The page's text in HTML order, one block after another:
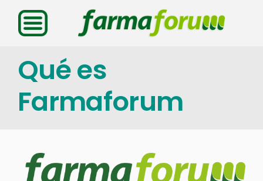
Saltar
contenido
Qué es
Farmaforum